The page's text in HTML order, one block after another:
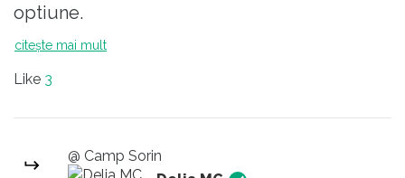
optiune.
citește mai mult
Like 3
@ Camp Sorin